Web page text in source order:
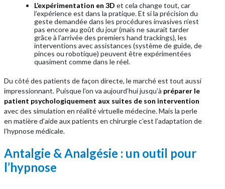
L’expérimentation en 3D et cela change tout, car
l’expérience est dans la pratique. Et si la précision du
geste demandée dans les procédures invasives n’est
pas encore au goût du jour (mais ne saurait tarder
grâce à l’arrivée des premiers hand trackings), les
interventions avec assistances (système de guide, de
pinces ou robotique) peuvent être expérimentées
quasiment comme dans le réel.
Du côté des patients de façon directe, le marché est tout aussi
impressionnant. Puisque l’on va aujourd’hui jusqu’à préparer le
patient psychologiquement aux suites de son intervention
avec des simulation en réalité virtuelle médecine. Mais la perle
en matière d’aide aux patients en chirurgie c’est l’adaptation de
l’hypnose médicale.
Antalgie & Analgésie : un outil pour
l’hypnose